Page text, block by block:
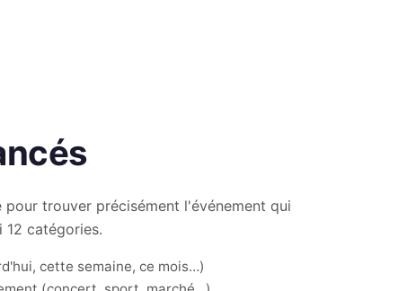
trouver précisément l'événement qui
12 catégories.
cette semaine, ce mois…)